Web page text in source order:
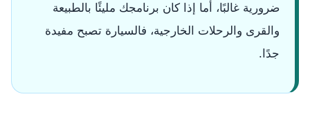
ضرورية غالبًا، أما إذا كان برنامجك مليئًا بالطبيعة
والقرى والرحلات الخارجية، فالسيارة تصبح مفيدة
جدًا.